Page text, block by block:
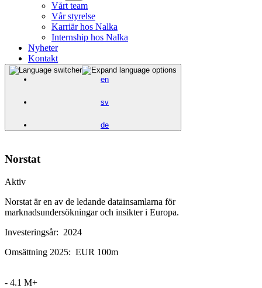
Vårt team
Vår styrelse
Karriär hos Nalka
Internship hos Nalka
Nyheter
Kontakt
en
sv
de
Norstat
Aktiv
Norstat är en av de ledande datainsamlarna för
marknadsundersökningar och insikter i Europa.
Investeringsår: 2024
Omsättning 2025: EUR 100m
- 4.1 M+